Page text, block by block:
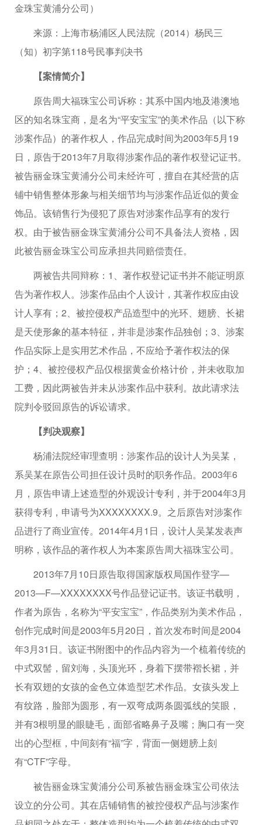
金珠宝黄浦分公司）
来源：上海市杨浦区人民法院（2014）杨民三
（知）初字第118号民事判决书
【案情简介】
原告周大福珠宝公司诉称：其系中国内地及港澳地
区的知名珠宝商，是名为“平安宝宝”的美术作品（以下称
涉案作品）的著作权人，作品完成时间为2003年5月19
日，原告于2013年7月取得涉案作品的著作权登记证书。
被告丽金珠宝黄浦分公司未经许可，擅自在其经营的店
铺中销售整体形象与相关细节均与涉案作品近似的黄金
饰品。该销售行为侵犯了原告对涉案作品享有的发行
权。由于被告丽金珠宝黄浦分公司不具备法人资格，因
此被告丽金珠宝公司应承担共同赔偿责任。
两被告共同辩称：1、著作权登记证书并不能证明原
告为著作权人。涉案作品由个人设计，其著作权应由设
计人享有；2、被控侵权产品造型中的光环、翅膀、长裙
是天使形象的基本特征，并非是涉案作品独创；3、涉案
作品实际上是实用艺术作品，不应给予著作权法的保
护；4、被控侵权产品仅根据黄金价格计价，并未收取加
工费，因此两被告并未从涉案作品中获利。故此请求法
院判令驳回原告的诉讼请求。
【判决观察】
杨浦法院经审理查明：涉案作品的设计人为吴某，
系吴某在原告公司担任设计员时的职务作品。2003年6
月，原告申请上述造型的外观设计专利，并于2004年3月
获得专利，申请号为XXXXXXXX.9。之后原告对涉案作
品进行了商业宣传。2014年4月1日，设计人吴某发表声
明称，该作品的著作权人为本案原告周大福珠宝公司。
2013年7月10日原告取得国家版权局国作登字—
2013—F—XXXXXXXX号作品登记证书。该证书载明，
作者为原告，名称为“平安宝宝”，作品类别为美术作品，
创作完成时间是2003年5月20日，首次发布时间是2004
年3月31日。该证书附图中的作品内容为一个梳着传统的
中式双髻，留刘海，头顶光环，身着下摆带褶长裙，并
长有双翅的女孩的金色立体造型艺术作品。女孩头发上
有纹路，脸部为圆形，有一双弯成两条圆弧线的笑眼，
并有3根明显的眼睫毛，面部省略鼻子及嘴；胸口有一突
出的心型框，中间刻有“福”字，背面一侧翅膀上刻
有“CTF”字母。
被告丽金珠宝黄浦分公司系被告丽金珠宝公司依法
设立的分公司。其在店铺销售的被控侵权产品与涉案作